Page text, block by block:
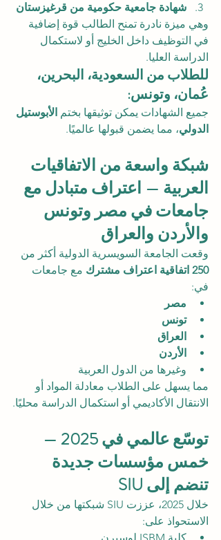
شهادة جامعية حكومية من قرغيزستان
وهي ميزة نادرة تمنح الطالب قوة إضافية
في التوظيف داخل الخليج أو لاستكمال
الدراسة العليا.
للطلاب من السعودية، البحرين،
عُمان، وتونس:
جميع الشهادات يمكن توثيقها بختم الأبوستيل
الدولي، مما يضمن قبولها عالميًا.
شبكة واسعة من الاتفاقيات
العربية — اعتراف متبادل مع
جامعات في مصر وتونس
والأردن والعراق
وقعت الجامعة السويسرية الدولية أكثر من
250 اتفاقية اعتراف مشترك
مع جامعات
في:
مصر
تونس
العراق
الأردن
وغيرها من الدول العربية
مما يسهل على الطلاب معادلة المواد أو
الانتقال الأكاديمي أو استكمال الدراسة محليًا.
توسّع عالمي في 2025 —
خمس مؤسسات جديدة
تنضم إلى SIU
خلال 2025، عززت SIU شبكتها من خلال
الاستحواذ على: